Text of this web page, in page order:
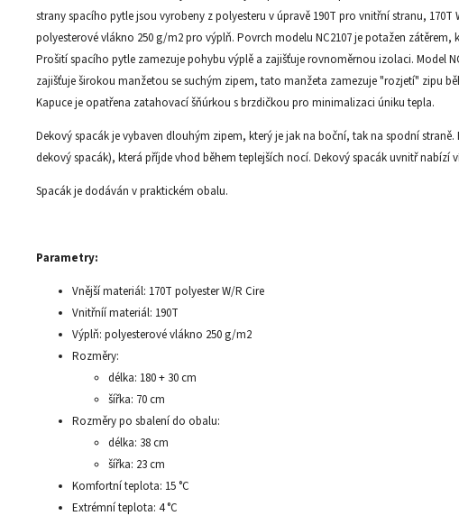
strany spacího pytle jsou vyrobeny z polyesteru v úpravě 190T pro vnitřní stranu, 170T
polyesterové vlákno 250 g/m2 pro výplň. Povrch modelu NC2107 je potažen zátěrem,
Prošití spacího pytle zamezuje pohybu výplě a zajišťuje rovnoměrnou izolaci. Model
zajišťuje širokou manžetou se suchým zipem, tato manžeta zamezuje "rozjetí" zipu
Kapuce je opatřena zatahovací šňúrkou s brzdičkou pro minimalizaci úniku tepla.
Dekový spacák je vybaven dlouhým zipem, který je jak na boční, tak na spodní
dekový spacák), která příjde vhod během teplejších nocí. Dekový spacák uvnitř nabízí
Spacák je dodáván v praktickém obalu.
Parametry:
Vnější materiál: 170T polyester W/R Cire
Vnitřníí materiál: 190T
Výplň: polyesterové vlákno 250 g/m2
Rozměry:
délka: 180 + 30 cm
šířka: 70 cm
Rozměry po sbalení do obalu:
délka: 38 cm
šířka: 23 cm
Komfortní teplota: 15 °C
Extrémní teplota: 4 °C